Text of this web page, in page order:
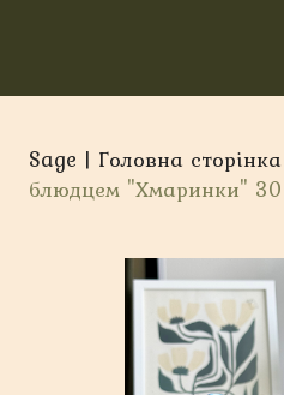
Sage | Головна сторінка
блюдцем "Хмаринки"